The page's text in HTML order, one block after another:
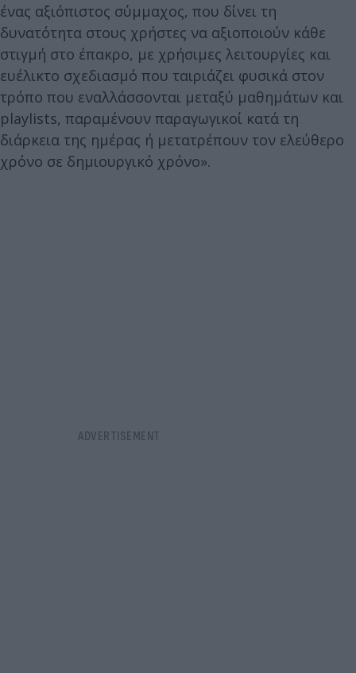
ένας αξιόπιστος σύμμαχος, που δίνει τη
δυνατότητα στους χρήστες να αξιοποιούν κάθε
στιγμή στο έπακρο, με χρήσιμες λειτουργίες και
ευέλικτο σχεδιασμό που ταιριάζει φυσικά στον
τρόπο που εναλλάσσονται μεταξύ μαθημάτων και
playlists, παραμένουν παραγωγικοί κατά τη
διάρκεια της ημέρας ή μετατρέπουν τον ελεύθερο
χρόνο σε δημιουργικό χρόνο».